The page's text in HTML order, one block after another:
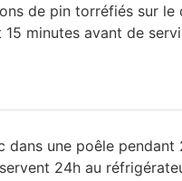
de pin torréfiés sur
minutes avant de
dans une poêle
24h au